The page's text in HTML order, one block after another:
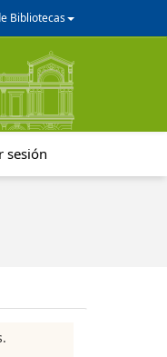
Bibliotecas
sesión